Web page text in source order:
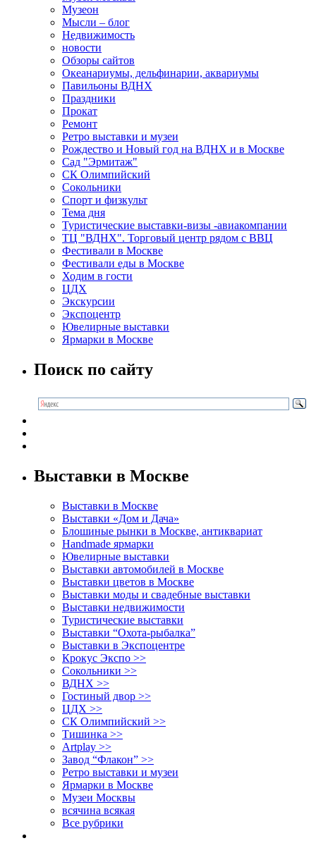
Музеон
Мысли – блог
Недвижимость
новости
Обзоры сайтов
Океанариумы, дельфинарии, аквариумы
Павильоны ВДНХ
Праздники
Прокат
Ремонт
Ретро выставки и музеи
Рождество и Новый год на ВДНХ и в Москве
Сад "Эрмитаж"
СК Олимпийский
Сокольники
Спорт и физкульт
Тема дня
Туристические выставки-визы -авиакомпании
ТЦ "ВДНХ". Торговый центр рядом с ВВЦ
Фестивали в Москве
Фестивали еды в Москве
Ходим в гости
ЦДХ
Экскурсии
Экспоцентр
Ювелирные выставки
Ярмарки в Москве
Поиск по сайту
Выставки в Москве
Выставки в Москве
Выставки «Дом и Дача»
Блошиные рынки в Москве, антиквариат
Handmade ярмарки
Ювелирные выставки
Выставки автомобилей в Москве
Выставки цветов в Москве
Выставки моды и свадебные выставки
Выставки недвижимости
Туристические выставки
Выставки “Охота-рыбалка”
Выставки в Экспоцентре
Крокус Экспо >>
Сокольники >>
ВДНХ >>
Гостиный двор >>
ЦДХ >>
СК Олимпийский >>
Тишинка >>
Artplay >>
Завод “Флакон” >>
Ретро выставки и музеи
Ярмарки в Москве
Музеи Москвы
всячина всякая
Все рубрики